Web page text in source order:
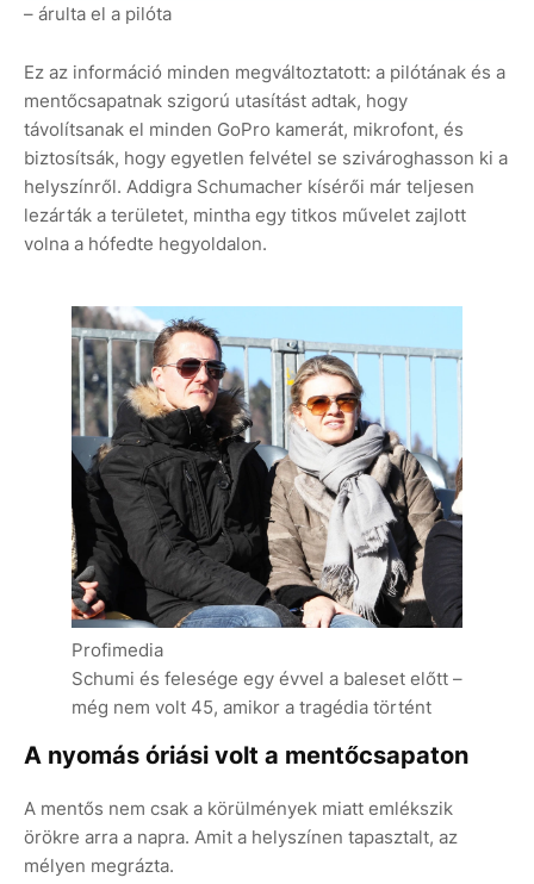
– árulta el a pilóta
Ez az információ minden megváltoztatott: a pilótának és a
mentőcsapatnak szigorú utasítást adtak, hogy
távolítsanak el minden GoPro kamerát, mikrofont, és
biztosítsák, hogy egyetlen felvétel se szivároghasson ki a
helyszínről. Addigra Schumacher kísérői már teljesen
lezárták a területet, mintha egy titkos művelet zajlott
volna a hófedte hegyoldalon.
Profimedia
Schumi és felesége egy évvel a baleset előtt –
még nem volt 45, amikor a tragédia történt
A nyomás óriási volt a mentőcsapaton
A mentős nem csak a körülmények miatt emlékszik
örökre arra a napra. Amit a helyszínen tapasztalt, az
mélyen megrázta.